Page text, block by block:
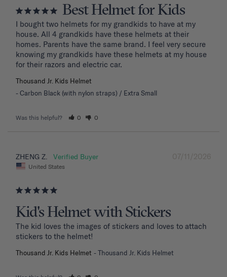
Best Helmet for Kids
I bought two helmets for my grandkids to have at my
house. All 4 grandkids have these helmets at their
homes. Parents have the same brand. I feel very secure
knowing my grandkids have these helmets at my house
for their razors and electric car.
Thousand Jr. Kids Helmet
Carbon Black (with nylon straps) / Extra Small
Was this helpful? 0 0
07/11/2026
ZHENG Z.
United States
Kid's Helmet with Stickers
The kid loves the images of stickers and loves to attach
stickers to the helmet!
Thousand Jr. Kids Helmet Thousand Jr. Kids Helmet